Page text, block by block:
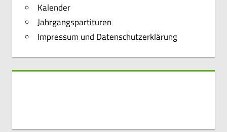
Kalender
Jahrgangspartituren
Impressum und Datenschutzerklärung